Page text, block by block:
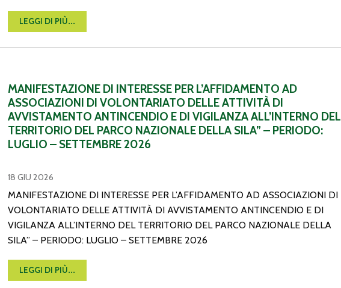
LEGGI DI PIÙ...
MANIFESTAZIONE DI INTERESSE PER L’AFFIDAMENTO AD
ASSOCIAZIONI DI VOLONTARIATO DELLE ATTIVITÀ DI
AVVISTAMENTO ANTINCENDIO E DI VIGILANZA ALL’INTERNO DEL
TERRITORIO DEL PARCO NAZIONALE DELLA SILA” – PERIODO:
LUGLIO – SETTEMBRE 2026
18 GIU 2026
MANIFESTAZIONE DI INTERESSE PER L’AFFIDAMENTO AD ASSOCIAZIONI DI
VOLONTARIATO DELLE ATTIVITÀ DI AVVISTAMENTO ANTINCENDIO E DI
VIGILANZA ALL’INTERNO DEL TERRITORIO DEL PARCO NAZIONALE DELLA
SILA” – PERIODO: LUGLIO – SETTEMBRE 2026
LEGGI DI PIÙ...